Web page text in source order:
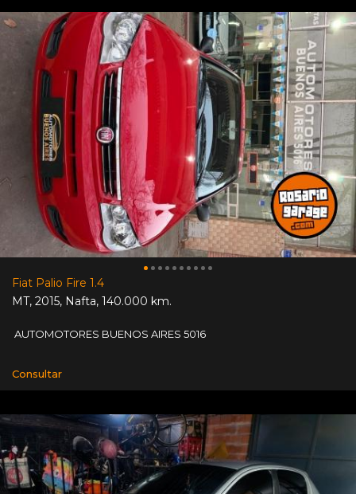
Fiat Palio Fire 1.4
MT, 2015, Nafta, 140.000 km.
AUTOMOTORES BUENOS AIRES 5016
Consultar